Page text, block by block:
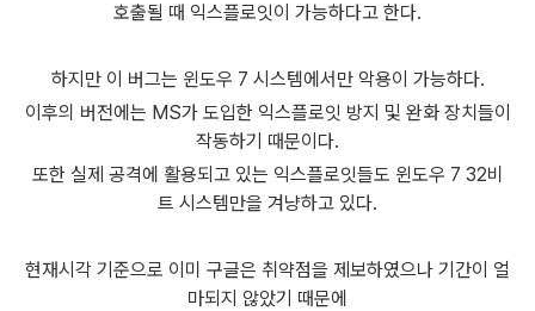
호출될 때 익스플로잇이 가능하다고 한다.
하지만 이 버그는 윈도우 7 시스템에서만 악용이 가능하다.
이후의 버전에는 MS가 도입한 익스플로잇 방지 및 완화 장치들이
작동하기 때문이다.
또한 실제 공격에 활용되고 있는 익스플로잇들도 윈도우 7 32비
트 시스템만을 겨냥하고 있다.
현재시각 기준으로 이미 구글은 취약점을 제보하였으나 기간이 얼
마되지 않았기 때문에